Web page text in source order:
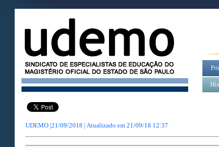
UDEMO |21/09/2018 | Atualizado em 21/09/18 12:37